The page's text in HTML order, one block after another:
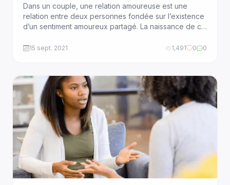
Dans un couple, une relation amoureuse est une
relation entre deux personnes fondée sur l’existence
d’un sentiment amoureux partagé. La naissance de ce
découverte mutuelle et progressive à la suite d’une
15 sept. 2021 1,491 0 0